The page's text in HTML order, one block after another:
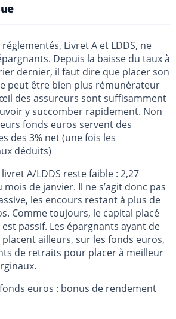
Livret A et LDDS, ne
Depuis la baisse du taux à
dernier, il faut dire que placer son
peut être bien plus rémunérateur
des assureurs sont suffisamment
y succomber rapidement. Non
fonds euros servent des
des 3% net (une fois les
déduits)
A/LDDS reste faible : 2,27
mois de janvier. Il ne s’agit donc pas
les encours restant à plus de
Comme toujours, le capital placé
passif. Les épargnants ayant de
ailleurs, sur les fonds euros,
de retraits pour placer à meilleur
euros : bonus de rendement